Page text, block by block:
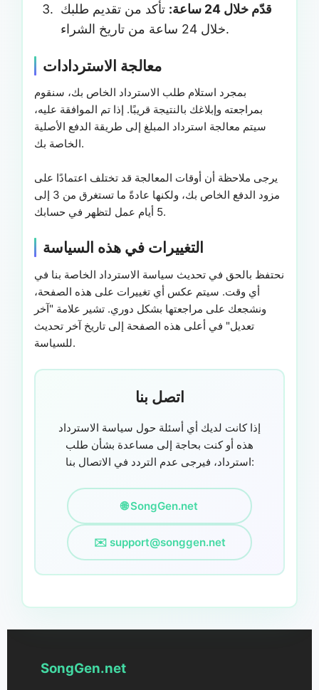
قدّم خلال 24 ساعة:
تأكد من تقديم طلبك
خلال 24 ساعة من تاريخ الشراء.
معالجة الاستردادات
بمجرد استلام طلب الاسترداد الخاص بك، سنقوم
بمراجعته وإبلاغك بالنتيجة قريبًا. إذا تم الموافقة عليه،
سيتم معالجة استرداد المبلغ إلى طريقة الدفع الأصلية
الخاصة بك.
يرجى ملاحظة أن أوقات المعالجة قد تختلف اعتمادًا على
مزود الدفع الخاص بك، ولكنها عادةً ما تستغرق من 3 إلى
5 أيام عمل لتظهر في حسابك.
التغييرات في هذه السياسة
نحتفظ بالحق في تحديث سياسة الاسترداد الخاصة بنا في
أي وقت. سيتم عكس أي تغييرات على هذه الصفحة،
ونشجعك على مراجعتها بشكل دوري. تشير علامة "آخر
تعديل" في أعلى هذه الصفحة إلى تاريخ آخر تحديث
للسياسة.
اتصل بنا
إذا كانت لديك أي أسئلة حول سياسة الاسترداد
هذه أو كنت بحاجة إلى مساعدة بشأن طلب
استرداد، فيرجى عدم التردد في الاتصال بنا:
🌐 SongGen.net
✉️ support@songgen.net
SongGen.net